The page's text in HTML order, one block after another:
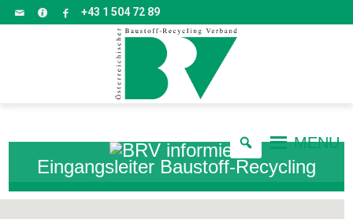
+43 1 504 72 89
MENU
Eingangsleiter Baustoff-Recycling